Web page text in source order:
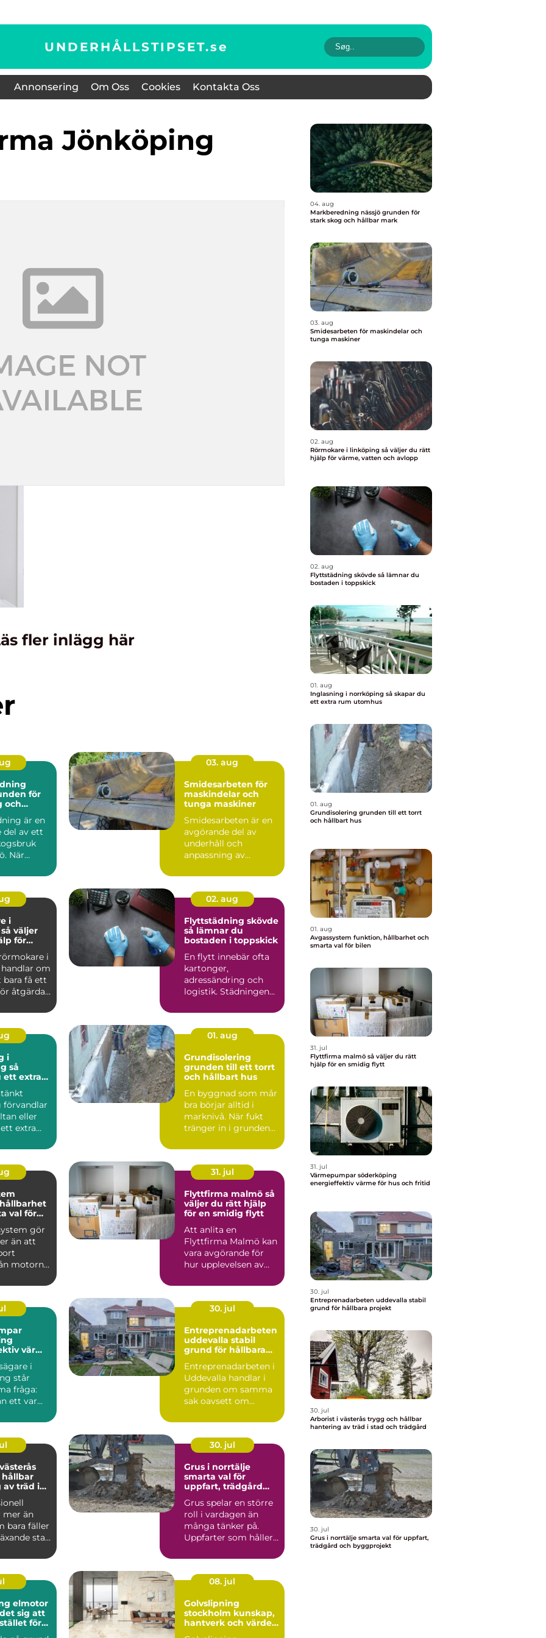
UNDERHÅLLSTIPSET.se
Annonsering Om Oss Cookies Kontakta Oss
Jönköping
fler inlägg här
och
är en
del av ett
När
03. aug
Smidesarbeten för
maskindelar och
tunga maskiner
Smidesarbeten är en
avgörande del av
underhåll och
anpassning av
tunga maskiner, sär...
i
för
i
om
bara få ett
åtgärdat.
02. aug
Flyttstädning skövde
så lämnar du
bostaden i toppskick
En flytt innebär ofta
kartonger,
adressändring och
logistik. Städningen
listan, ...
i
ett extra
förvandlar
eller
extra
01. aug
Grundisolering
grunden till ett torrt
och hållbart hus
En byggnad som mår
bra börjar alltid i
marknivå. När fukt
tränger in i grunden
mögel...
val för
gör
än att
motorn.
31. jul
Flyttfirma malmö så
väljer du rätt hjälp
för en smidig flytt
Att anlita en
Flyttfirma Malmö kan
vara avgörande för
hur upplevelsen av
välplan...
värme
i
står
fråga:
ett varmt
30. jul
Entreprenadarbeten
uddevalla stabil
grund för hållbara
Entreprenadarbeten i
Uddevalla handlar i
grunden om samma
sak oavsett om
privatperson, ...
av träd i
mer än
bara fäller
stad
30. jul
Grus i norrtälje
smarta val för
uppfart, trädgård
Grus spelar en större
roll i vardagen än
många tänker på.
Uppfarter som håller
elmotor
sig att
för
08. jul
Golvslipning
stockholm kunskap,
hantverk och värde i
04. aug
Markberedning nässjö grunden för
stark skog och hållbar mark
03. aug
Smidesarbeten för maskindelar och
tunga maskiner
02. aug
Rörmokare i linköping så väljer du rätt
hjälp för värme, vatten och avlopp
02. aug
Flyttstädning skövde så lämnar du
bostaden i toppskick
01. aug
Inglasning i norrköping så skapar du
ett extra rum utomhus
01. aug
Grundisolering grunden till ett torrt
och hållbart hus
01. aug
Avgassystem funktion, hållbarhet och
smarta val för bilen
31. jul
Flyttfirma malmö så väljer du rätt
hjälp för en smidig flytt
31. jul
Värmepumpar söderköping
energieffektiv värme för hus och fritid
30. jul
Entreprenadarbeten uddevalla stabil
grund för hållbara projekt
30. jul
Arborist i västerås trygg och hållbar
hantering av träd i stad och trädgård
30. jul
Grus i norrtälje smarta val för uppfart,
trädgård och byggprojekt